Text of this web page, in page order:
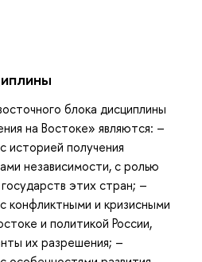
блока дисциплины
на Востоке» являются: –
историей получения
независимости, с ролью
этих стран; –
конфликтными и кризисными
и политикой России,
их разрешения; –